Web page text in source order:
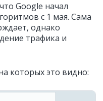
Google начал
с 1 мая. Сама
однако
трафика и
которых это видно: